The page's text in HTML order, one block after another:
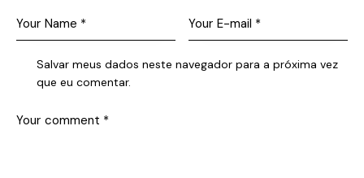
Salvar meus dados neste navegador para a próxima vez
que eu comentar.